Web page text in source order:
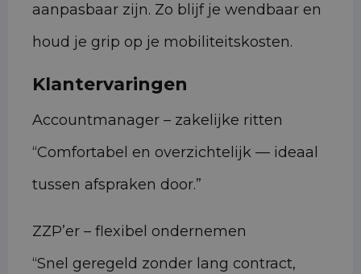
aanpasbaar zijn. Zo blijf je wendbaar en
houd je grip op je mobiliteitskosten.
Klantervaringen
Accountmanager – zakelijke ritten
“Comfortabel en overzichtelijk — ideaal
tussen afspraken door.”
ZZP’er – flexibel ondernemen
“Snel geregeld zonder lang contract,